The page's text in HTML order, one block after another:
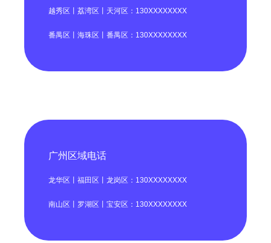
越秀区丨荔湾区丨天河区：130XXXXXXXX
番禺区丨海珠区丨番禺区：130XXXXXXXX
广州区域电话
龙华区丨福田区丨龙岗区：130XXXXXXXX
南山区丨罗湖区丨宝安区：130XXXXXXXX